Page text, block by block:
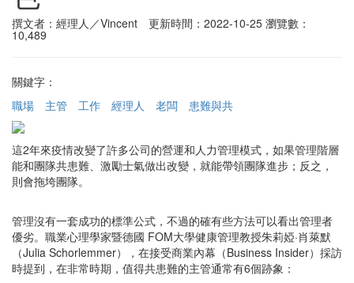
撰文者：經理人／Vincent 更新時間：2022-10-25 瀏覽數：
10,489
關鍵字：
職場
主管 工作 經理人 老闆 患難與共
這2年來疫情改變了許多公司的營運和人力管理模式，如果管理階層
能和團隊共患難、激勵士氣做出改變，就能帶領團隊進步；反之，
則會拖垮團隊。
管理沒有一套成功的標準公式，不過的確有些方法可以看出管理者
優劣。職業心理學家暨德國 FOM大學健康管理教授朱莉婭·肖萊默
（Julia Schorlemmer），在接受商業內幕（Business Insider）採訪
時提到，在非常時期，值得共患難的主管通常有6個跡象：